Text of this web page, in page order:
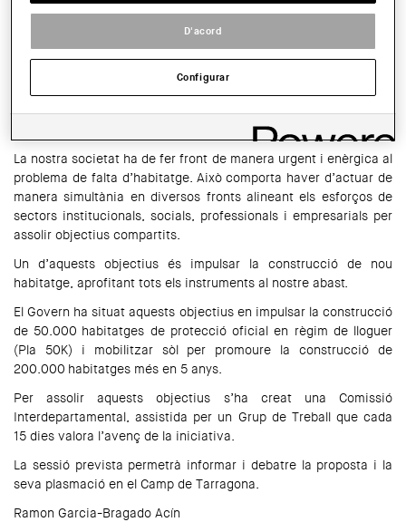
de Catalunya (COAC)
HORARI:
La nostra societat ha de fer front de manera urgent i enèrgica al
problema de falta d’habitatge. Això comporta haver d’actuar de
manera simultània en diversos fronts alineant els esforços de
sectors institucionals, socials, professionals i empresarials per
assolir objectius compartits.
Un d’aquests objectius és impulsar la construcció de nou
habitatge, aprofitant tots els instruments al nostre abast.
El Govern ha situat aquests objectius en impulsar la construcció
de 50.000 habitatges de protecció oficial en règim de lloguer
(Pla 50K) i mobilitzar sòl per promoure la construcció de
200.000 habitatges més en 5 anys.
Per assolir aquests objectius s’ha creat una Comissió
Interdepartamental, assistida per un Grup de Treball que cada
15 dies valora l’avenç de la iniciativa.
La sessió prevista permetrà informar i debatre la proposta i la
seva plasmació en el Camp de Tarragona.
Ramon Garcia-Bragado Acín
D'acord
Configurar